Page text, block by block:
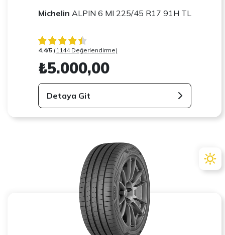
Michelin ALPIN 6 MI 225/45 R17 91H TL
4.4/5 (1144 Değerlendirme)
₺5.000,00
Detaya Git